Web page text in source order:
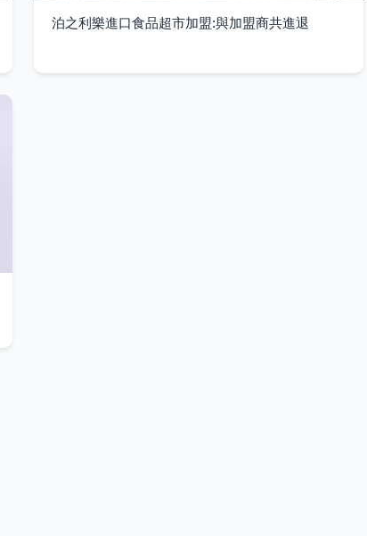
泊之利樂進口食品超市加盟:與加盟商共進退